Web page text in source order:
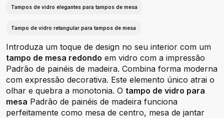
Tampos de vidro elegantes para tampos de mesa
Tampo de vidro retangular para tampos de mesa
Introduza um toque de design no seu interior com um
tampo de mesa redondo em vidro com a impressão
Padrão de painéis de madeira. Combina forma moderna
com expressão decorativa. Este elemento único atrai o
olhar e quebra a monotonia. O tampo de vidro para
mesa Padrão de painéis de madeira funciona
perfeitamente como mesa de centro, mesa de jantar